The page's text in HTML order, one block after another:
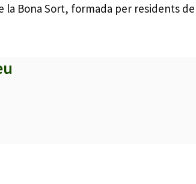
Bona Sort, formada per residents